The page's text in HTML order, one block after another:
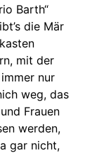
Barth“
die Mär
mit der
nur
weg, das
Frauen
werden,
gar nicht,